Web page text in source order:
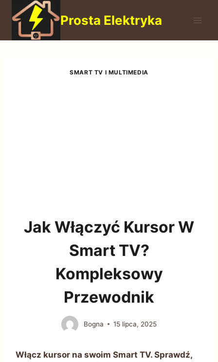
Przejdź
treści
Prosta Elektryka
SMART TV I MULTIMEDIA
Jak Włączyć Kursor W
Smart TV?
Kompleksowy
Przewodnik
Bogna 15 lipca, 2025
Włącz kursor na swoim Smart TV. Sprawdź,